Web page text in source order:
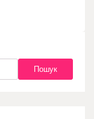
Пошук